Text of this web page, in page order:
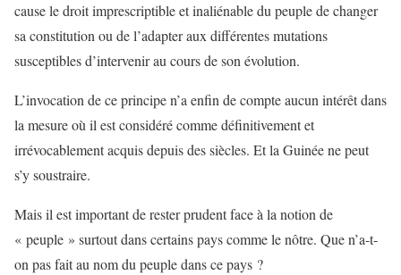
cause le droit imprescriptible et inaliénable du peuple de changer
sa constitution ou de l’adapter aux différentes mutations
susceptibles d’intervenir au cours de son évolution.
L’invocation de ce principe n’a enfin de compte aucun intérêt dans
la mesure où il est considéré comme définitivement et
irrévocablement acquis depuis des siècles. Et la Guinée ne peut
s’y soustraire.
Mais il est important de rester prudent face à la notion de
« peuple » surtout dans certains pays comme le nôtre. Que n’a-t-
on pas fait au nom du peuple dans ce pays ?